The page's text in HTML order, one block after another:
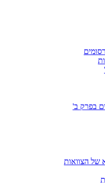
בפרק ב'
של הצוואות